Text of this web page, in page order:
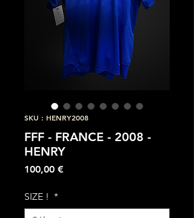
SKU : HENRY2008
FFF - FRANCE - 2008 -
HENRY
100,00 €Prix
SIZE ! *